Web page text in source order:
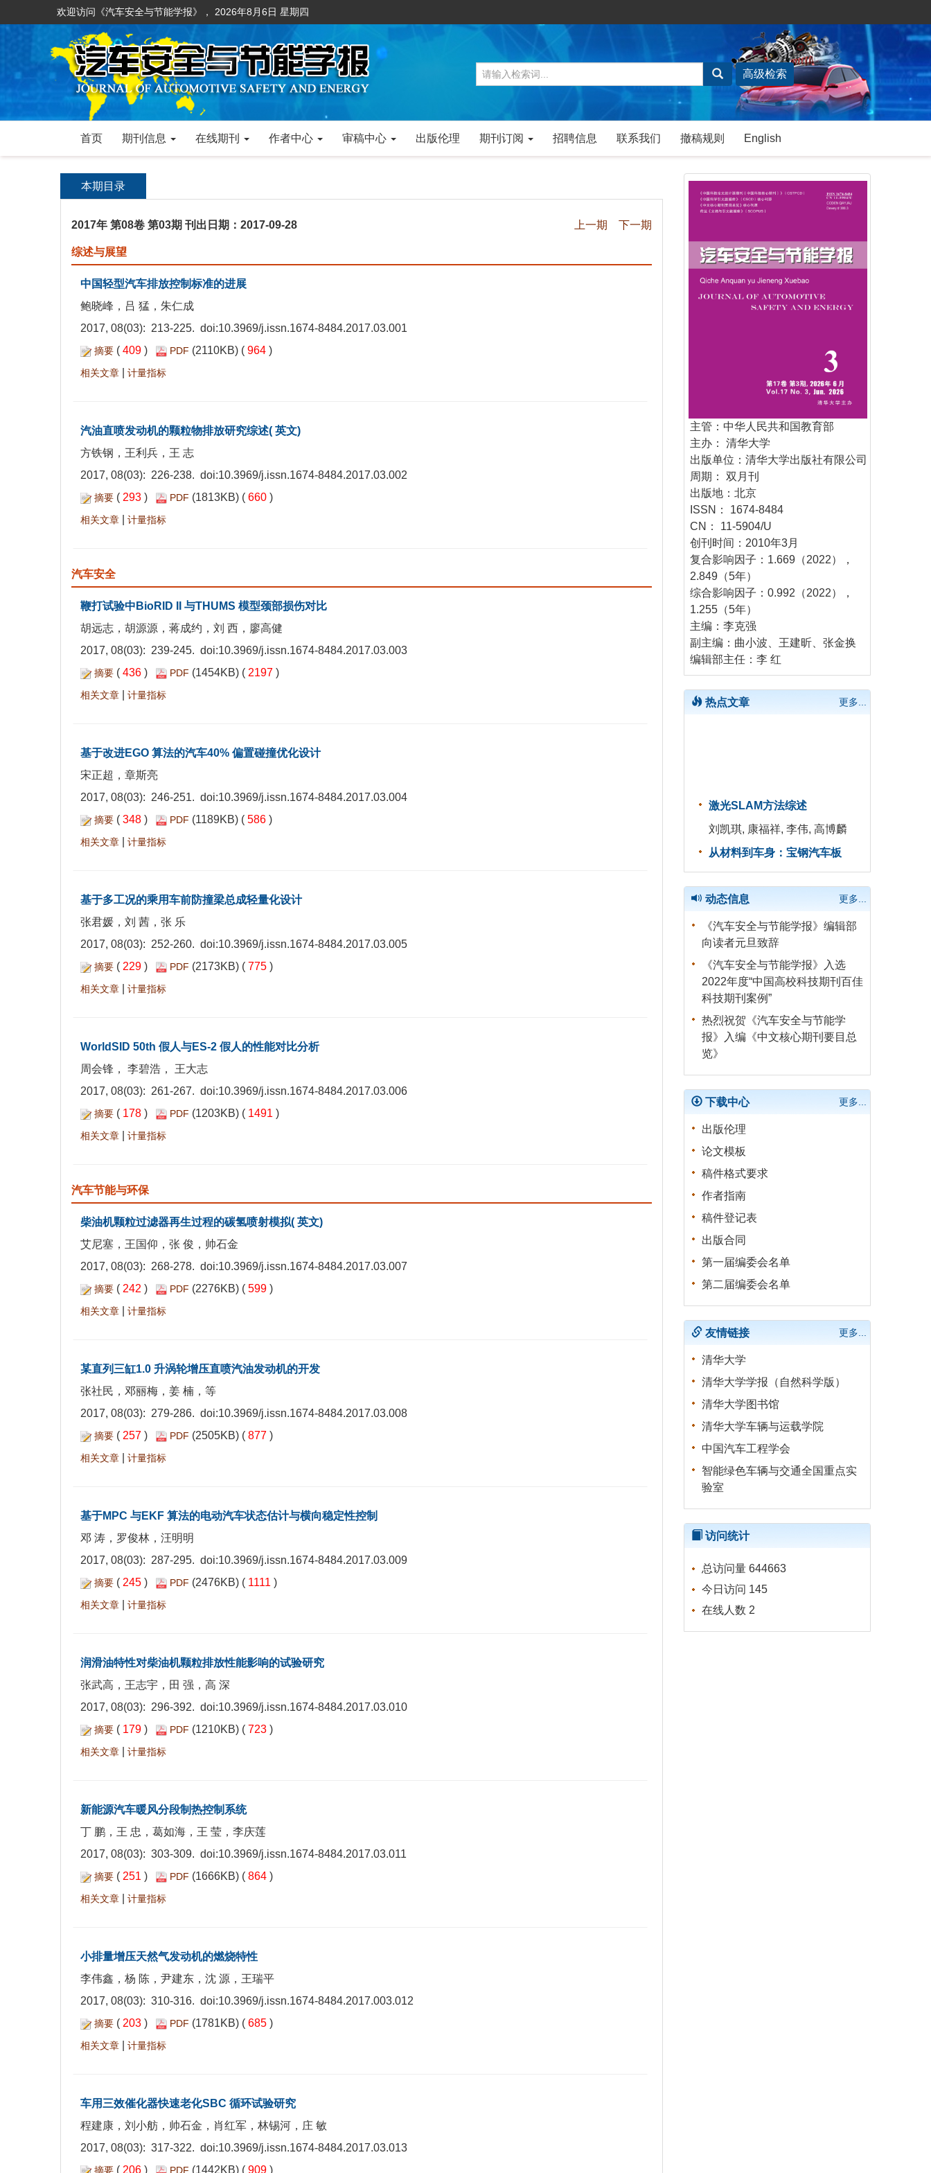
欢迎访问《汽车安全与节能学报》， 2026年8月6日 星期四
首页 期刊信息 在线期刊 作者中心 审稿中心 出版伦理 期刊订阅 招聘信息 联系我们 撤稿规则 English
本期目录
2017年 第08卷 第03期 刊出日期：2017-09-28 上一期 下一期
综述与展望
中国轻型汽车排放控制标准的进展
鲍晓峰，吕 猛，朱仁成
2017, 08(03): 213-225. doi:10.3969/j.issn.1674-8484.2017.03.001
摘要 ( 409 ) PDF (2110KB) ( 964 )
相关文章 计量指标
汽油直喷发动机的颗粒物排放研究综述( 英文)
方铁钢，王利兵，王 志
2017, 08(03): 226-238. doi:10.3969/j.issn.1674-8484.2017.03.002
摘要 ( 293 ) PDF (1813KB) ( 660 )
相关文章 计量指标
汽车安全
鞭打试验中BioRID II 与THUMS 模型颈部损伤对比
胡远志，胡源源，蒋成约，刘 西，廖高健
2017, 08(03): 239-245. doi:10.3969/j.issn.1674-8484.2017.03.003
摘要 ( 436 ) PDF (1454KB) ( 2197 )
相关文章 计量指标
基于改进EGO 算法的汽车40% 偏置碰撞优化设计
宋正超，章斯亮
2017, 08(03): 246-251. doi:10.3969/j.issn.1674-8484.2017.03.004
摘要 ( 348 ) PDF (1189KB) ( 586 )
相关文章 计量指标
基于多工况的乘用车前防撞梁总成轻量化设计
张君媛，刘 茜，张 乐
2017, 08(03): 252-260. doi:10.3969/j.issn.1674-8484.2017.03.005
摘要 ( 229 ) PDF (2173KB) ( 775 )
相关文章 计量指标
WorldSID 50th 假人与ES-2 假人的性能对比分析
周会锋， 李碧浩， 王大志
2017, 08(03): 261-267. doi:10.3969/j.issn.1674-8484.2017.03.006
摘要 ( 178 ) PDF (1203KB) ( 1491 )
相关文章 计量指标
汽车节能与环保
柴油机颗粒过滤器再生过程的碳氢喷射模拟( 英文)
艾尼塞，王国仰，张 俊，帅石金
2017, 08(03): 268-278. doi:10.3969/j.issn.1674-8484.2017.03.007
摘要 ( 242 ) PDF (2276KB) ( 599 )
相关文章 计量指标
某直列三缸1.0 升涡轮增压直喷汽油发动机的开发
张社民，邓丽梅，姜 楠，等
2017, 08(03): 279-286. doi:10.3969/j.issn.1674-8484.2017.03.008
摘要 ( 257 ) PDF (2505KB) ( 877 )
相关文章 计量指标
基于MPC 与EKF 算法的电动汽车状态估计与横向稳定性控制
邓 涛，罗俊林，汪明明
2017, 08(03): 287-295. doi:10.3969/j.issn.1674-8484.2017.03.009
摘要 ( 245 ) PDF (2476KB) ( 1111 )
相关文章 计量指标
润滑油特性对柴油机颗粒排放性能影响的试验研究
张武高，王志宇，田 强，高 深
2017, 08(03): 296-392. doi:10.3969/j.issn.1674-8484.2017.03.010
摘要 ( 179 ) PDF (1210KB) ( 723 )
相关文章 计量指标
新能源汽车暖风分段制热控制系统
丁 鹏，王 忠，葛如海，王 莹，李庆莲
2017, 08(03): 303-309. doi:10.3969/j.issn.1674-8484.2017.03.011
摘要 ( 251 ) PDF (1666KB) ( 864 )
相关文章 计量指标
小排量增压天然气发动机的燃烧特性
李伟鑫，杨 陈，尹建东，沈 源，王瑞平
2017, 08(03): 310-316. doi:10.3969/j.issn.1674-8484.2017.003.012
摘要 ( 203 ) PDF (1781KB) ( 685 )
相关文章 计量指标
车用三效催化器快速老化SBC 循环试验研究
程建康，刘小舫，帅石金，肖红军，林锡河，庄 敏
2017, 08(03): 317-322. doi:10.3969/j.issn.1674-8484.2017.03.013
摘要 ( 206 ) PDF (1442KB) ( 909 )
主管：中华人民共和国教育部
主办： 清华大学
出版单位：清华大学出版社有限公司
周期： 双月刊
出版地：北京
ISSN： 1674-8484
CN： 11-5904/U
创刊时间：2010年3月
复合影响因子：1.669（2022），
2.849（5年）
综合影响因子：0.992（2022），
1.255（5年）
主编：李克强
副主编：曲小波、王建昕、张金换
编辑部主任：李 红
热点文章 更多...
激光SLAM方法综述
刘凯琪, 康福祥, 李伟, 高博麟
从材料到车身：宝钢汽车板
SMARTeX安全创新实践
鲍平, 贾方辉, 韩非
车用氢能质子交换膜燃料电池
关键材料与技术现状和前景解
析
刘杨, 官苏琳, 秦子威, 邵勤思,
倪昀, 赵玉峰, 张久俊
自动驾驶认知能力测试评价研
究综述
杨澜, 赵祥模, 王润民, 王振, 房
山, 瞿广跃
望
徐世伟, 纪志康, 肖培杰, 袁泉,
李建宇, 曾卓然, 肖志, 何聪
动态信息 更多...
《汽车安全与节能学报》编辑部
向读者元旦致辞
《汽车安全与节能学报》入选
2022年度“中国高校科技期刊百佳
科技期刊案例”
热烈祝贺《汽车安全与节能学
报》入编《中文核心期刊要目总
览》
下载中心 更多...
出版伦理
论文模板
稿件格式要求
作者指南
稿件登记表
出版合同
第一届编委会名单
第二届编委会名单
友情链接 更多...
清华大学
清华大学学报（自然科学版）
清华大学图书馆
清华大学车辆与运载学院
中国汽车工程学会
智能绿色车辆与交通全国重点实
验室
访问统计
总访问量 644663
今日访问 145
在线人数 2